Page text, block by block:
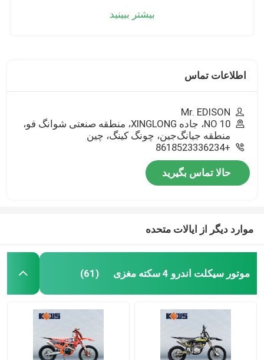
بیشتر ببینید
اطلاعات تماس
Mr. EDISON
NO 10، جاده XINGLONG، منطقه صنعتی شوانگ فو،
منطقه جیانگ‌جین، چونگ کینگ، چین
+8618523336234
حالا تماس بگیرید
موارد دیگر از ایالات متحده
موتور سیکلت اندرو 4 سکته مغزی (61)